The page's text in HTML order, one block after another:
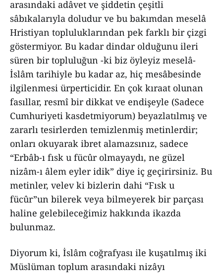
arasındaki adâvet ve şiddetin çeşitli
sâbıkalarıyla doludur ve bu bakımdan meselâ
Hristiyan topluluklarından pek farklı bir çizgi
göstermiyor. Bu kadar dindar olduğunu ileri
süren bir topluluğun -ki biz öyleyiz meselâ-
İslâm tarihiyle bu kadar az, hiç mesâbesinde
ilgilenmesi ürperticidir. En çok kıraat olunan
fasıllar, resmî bir dikkat ve endişeyle (Sadece
Cumhuriyeti kasdetmiyorum) beyazlatılmış ve
zararlı tesirlerden temizlenmiş metinlerdir;
onları okuyarak ibret alamazsınız, sadece
“Erbâb-ı fısk u fücûr olmayaydı, ne güzel
nizâm-ı âlem eyler idik” diye iç geçirirsiniz. Bu
metinler, velev ki bizlerin dahi “Fısk u
fücûr”un bilerek veya bilmeyerek bir parçası
haline gelebileceğimiz hakkında ikazda
bulunmaz.
Diyorum ki, İslâm coğrafyası ile kuşatılmış iki
Müslüman toplum arasındaki nizâyı